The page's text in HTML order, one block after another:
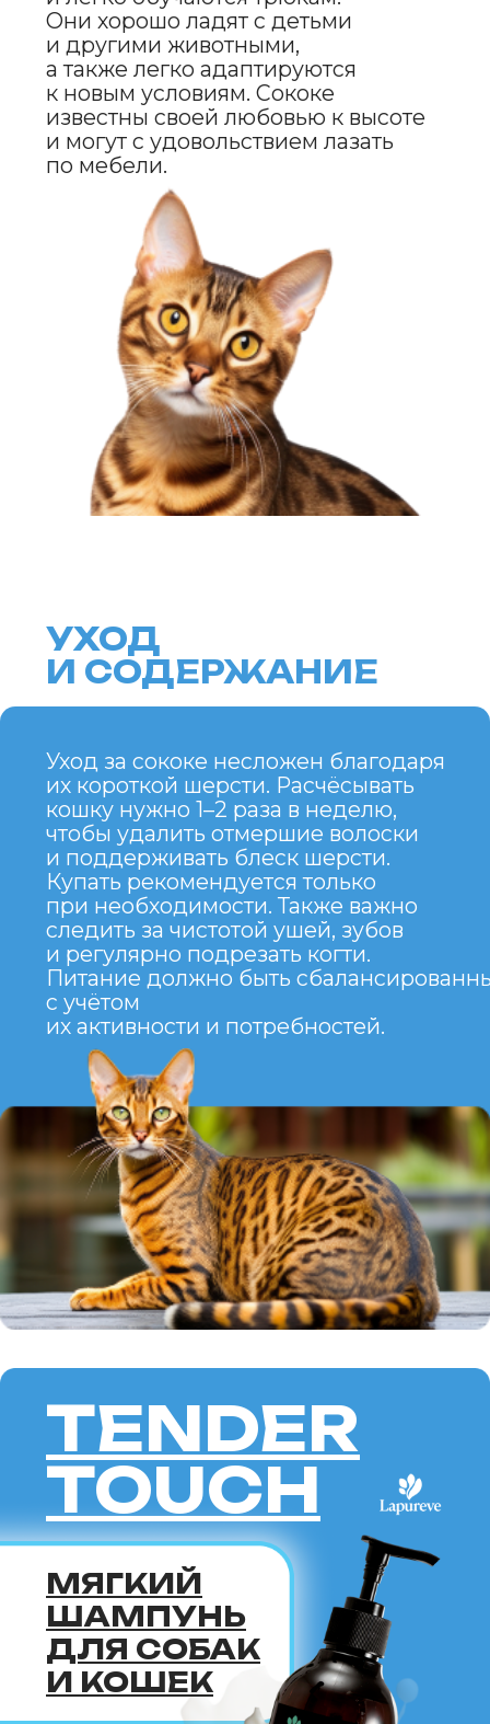
ERID: 2VtzqwqYoDE
ПОДРОБНЕЕ
МЯГКИЙ
ШАМПУНЬ
ДЛЯ СОБАК
И КОШЕК
TENDER
TOUCH
ПЛЮСЫ
МИНУСЫ
Уникальная внешность с диким
Хорошо ладит с детьми
и другими животными.
Лёгкость в уходе благодаря
короткой шерсти.
Может быть слишком активным
для спокойных хозяев.
Требует внимания и общения,
не подходит для слишком
занятых людей.
Нуждается в пространстве
для игр и exploration.
СОКОКЕ —
это идеальный выбор для тех,
кто ищет энергичного,
общительного и преданного
питомца. Эта порода подойдёт
так и одиноким людям,
готовым уделять кошке
внимание и обеспечивать
ей активный образ жизни.
Если вы хотите завести кошку
с африканскими корнями
и дикой красотой, сококе
станет вашим верным другом